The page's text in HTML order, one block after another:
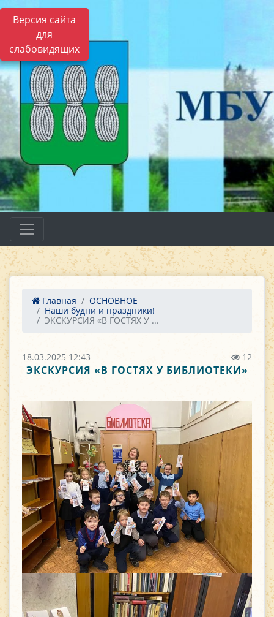
Версия сайта
для
слабовидящих
Главная
ОСНОВНОЕ
Наши будни и праздники!
ЭКСКУРСИЯ «В ГОСТЯХ У ...
18.03.2025 12:43 12
ЭКСКУРСИЯ «В ГОСТЯХ У БИБЛИОТЕКИ»